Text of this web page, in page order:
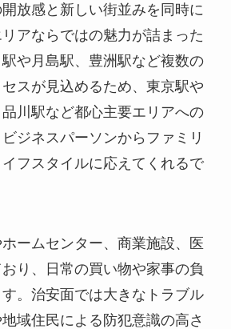
放感と新しい街並みを同時に
アならではの魅力が詰まった
や月島駅、豊洲駅など複数の
スが見込めるため、東京駅や
川駅など都心主要エリアへの
ジネスパーソンからファミリ
フスタイルに応えてくれるで
ームセンター、商業施設、医
り、日常の買い物や家事の負
。治安面では大きなトラブル
域住民による防犯意識の高さ